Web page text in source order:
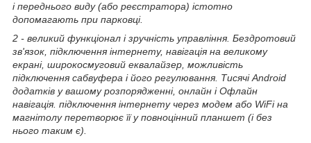
і переднього виду (або реєстратора) істотно
допомагають при парковці.
2 - великий функціонал і зручність управління. Бездротовий
зв'язок, підключення інтернету, навігація на великому
екрані, широкосмуговий еквалайзер, можливість
підключення сабвуфера і його регулювання. Тисячі Android
додатків у вашому розпорядженні, онлайн і Офлайн
навігація. підключення інтернету через модем або WiFi на
магнітолу перетворює її у повноцінний планшет (і без
нього таким є).